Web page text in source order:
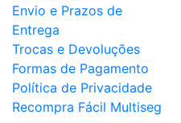
Envio e Prazos de
Entrega
Trocas e Devoluções
Formas de Pagamento
Política de Privacidade
Recompra Fácil Multiseg